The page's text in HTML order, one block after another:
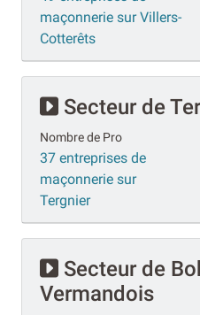
maçonnerie sur Villers-
Cotterêts
Secteur de
Nombre de Pro
37 entreprises de
maçonnerie sur
Tergnier
Secteur de
Vermandois